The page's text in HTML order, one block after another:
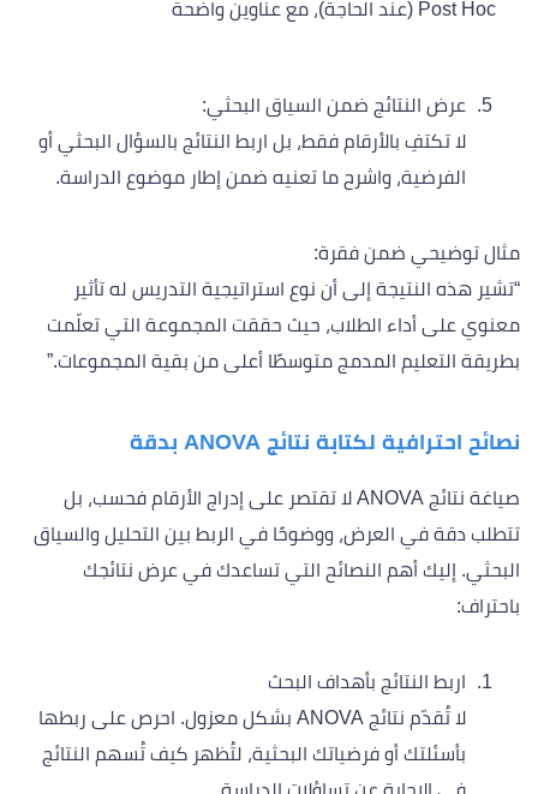
Post Hoc (عند الحاجة)، مع عناوين واضحة
عرض النتائج ضمن السياق البحثي:
لا تكتفِ بالأرقام فقط، بل اربط النتائج بالسؤال البحثي أو
الفرضية، واشرح ما تعنيه ضمن إطار موضوع الدراسة.
مثال توضيحي ضمن فقرة:
“تشير هذه النتيجة إلى أن نوع استراتيجية التدريس له تأثير
معنوي على أداء الطلاب، حيث حققت المجموعة التي تعلّمت
بطريقة التعليم المدمج متوسطًا أعلى من بقية المجموعات.”
نصائح احترافية لكتابة نتائج ANOVA بدقة
صياغة نتائج ANOVA لا تقتصر على إدراج الأرقام فحسب، بل
تتطلب دقة في العرض، ووضوحًا في الربط بين التحليل والسياق
البحثي. إليك أهم النصائح التي تساعدك في عرض نتائجك
باحتراف:
اربط النتائج بأهداف البحث
لا تُقدّم نتائج ANOVA بشكل معزول. احرص على ربطها
بأسئلتك أو فرضياتك البحثية، لتُظهر كيف تُسهم النتائج
في الإجابة عن تساؤلات الدراسة.